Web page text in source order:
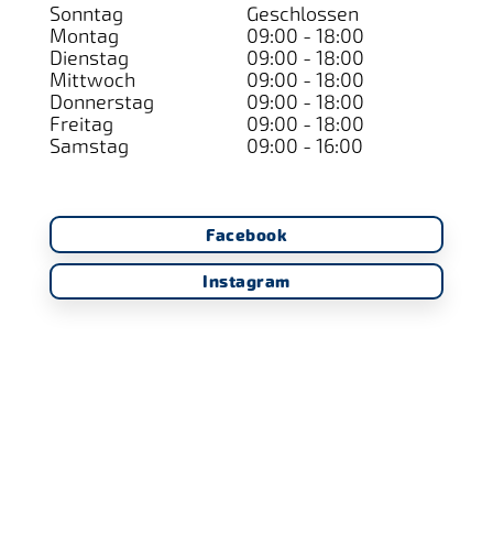
Sonntag
Geschlossen
Montag
09:00 - 18:00
Dienstag
09:00 - 18:00
Mittwoch
09:00 - 18:00
Donnerstag
09:00 - 18:00
Freitag
09:00 - 18:00
Samstag
09:00 - 16:00
Facebook
Instagram